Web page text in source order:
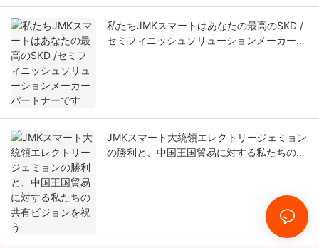
私たちJMKスマートはあなたの最高のSKD /
セミフィニッシュソリューションメーカーパ
JMKスマート大統領エレクトリージェミョン
の勝利と、中国王国貿易に対する私たちの共